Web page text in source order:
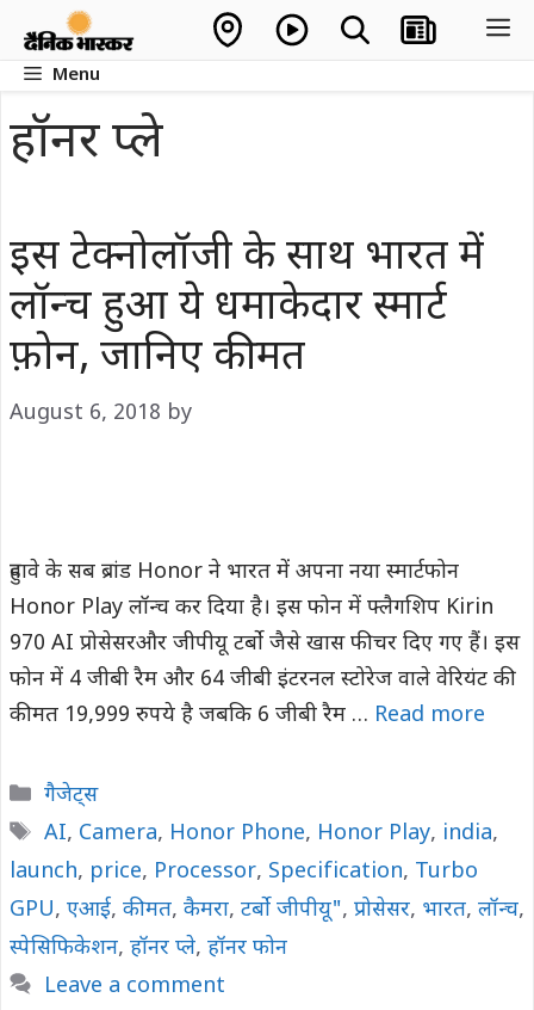
contentMenu
हॉनर प्ले
इस टेक्नोलॉजी के साथ भारत में
लॉन्च हुआ ये धमाकेदार स्मार्ट
फ़ोन, जानिए कीमत
August 6, 2018 by
हुवावे के सब ब्रांड Honor ने भारत में अपना नया स्मार्टफोन
Honor Play लॉन्च कर दिया है। इस फोन में फ्लैगशिप Kirin
970 AI प्रोसेसरऔर जीपीयू टर्बो जैसे खास फीचर दिए गए हैं। इस
फोन में 4 जीबी रैम और 64 जीबी इंटरनल स्टोरेज वाले वेरियंट की
कीमत 19,999 रुपये है जबकि 6 जीबी रैम … Read more
Categories
गैजेट्स
Tags
AI, Camera, Honor Phone, Honor Play, india,
launch, price, Processor, Specification, Turbo
GPU, एआई, कीमत, कैमरा, टर्बो जीपीयू", प्रोसेसर, भारत, लॉन्च,
स्पेसिफिकेशन, हॉनर प्ले, हॉनर फोन
Leave a comment